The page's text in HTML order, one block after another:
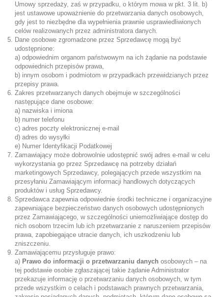
Umowy sprzedaży, zaś w przypadku, o którym mowa w pkt. 3 lit. b)
jest ustawowe upoważnienie do przetwarzania danych osobowych,
gdy jest to niezbędne dla wypełnienia prawnie usprawiedliwionych
celów realizowanych przez administratora danych.
Dane osobowe zgromadzone przez Sprzedawcę mogą być
udostępnione:
a) odpowiednim organom państwowym na ich żądanie na podstawie
odpowiednich przepisów prawa,
b) innym osobom i podmiotom w przypadkach przewidzianych przez
przepisy prawa.
Zakres przetwarzanych danych obejmuje w szczególności
następujące dane osobowe:
a) nazwiska i imiona
b) numer telefonu
c) adres poczty elektronicznej e-mail
d) adres do wysyłki
e) Numer Identyfikacji Podatkowej
Zamawiający może dobrowolnie udostępnić swój adres e-mail w celu
wykorzystania go przez Sprzedawcę na potrzeby działań
marketingowych Sprzedawcy, polegających przede wszystkim na
przesyłaniu Zamawiającym informacji handlowych dotyczących
produktów i usług Sprzedawcy.
Sprzedawca zapewnia odpowiednie środki techniczne i organizacyjne
zapewniające bezpieczeństwo danych osobowych udostępnionych
przez Zamawiającego, w szczególności uniemożliwiające dostęp do
nich osobom trzecim lub ich przetwarzanie z naruszeniem przepisów
prawa, zapobiegające utracie danych, ich uszkodzeniu lub
zniszczeniu.
Zamawiającemu przysługuje prawo:
a) Prawo do informacji o przetwarzaniu danych osobowych – na
tej podstawie osobie zgłaszającej takie żądanie Administrator
przekazuje informację o przetwarzaniu danych osobowych, w tym
przede wszystkim o celach i podstawach prawnych przetwarzania,